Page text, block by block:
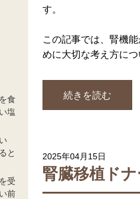
す。
この記事では、腎機
めに大切な考え方につ
続きを読む
2025年04月15日
腎臓移植ド
食
塩
と
受
前